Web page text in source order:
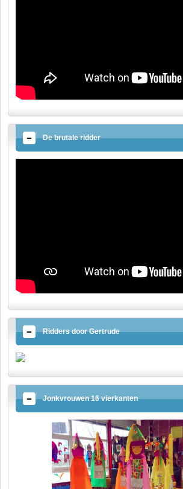
De brutale ridder
Ridders door Gertrude
Jonkvrouwen 16 vierkanten